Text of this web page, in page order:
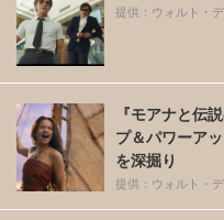
提供：ウォルト・
『モアナと伝
プ＆パワーア
を深掘り
提供：ウォルト・